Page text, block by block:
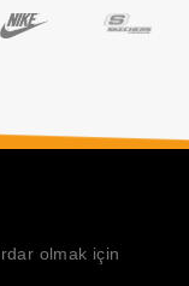
olmak için